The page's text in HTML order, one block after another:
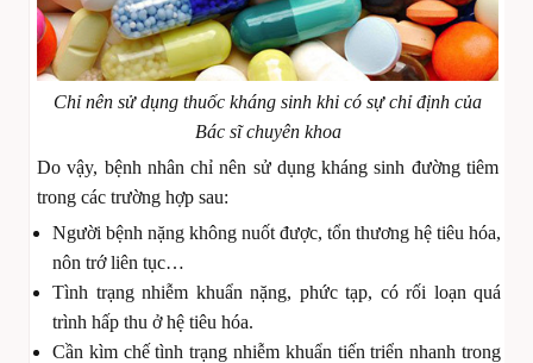
Chỉ nên sử dụng thuốc kháng sinh khi có sự chỉ định của
Bác sĩ chuyên khoa
Do vậy, bệnh nhân chỉ nên sử dụng kháng sinh đường tiêm
trong các trường hợp sau:
Người bệnh nặng không nuốt được, tổn thương hệ tiêu hóa,
nôn trớ liên tục…
Tình trạng nhiễm khuẩn nặng, phức tạp, có rối loạn quá
trình hấp thu ở hệ tiêu hóa.
Cần kìm chế tình trạng nhiễm khuẩn tiến triển nhanh trong